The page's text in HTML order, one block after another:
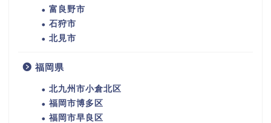
富良野市
石狩市
北見市
福岡県
北九州市小倉北区
福岡市博多区
福岡市早良区